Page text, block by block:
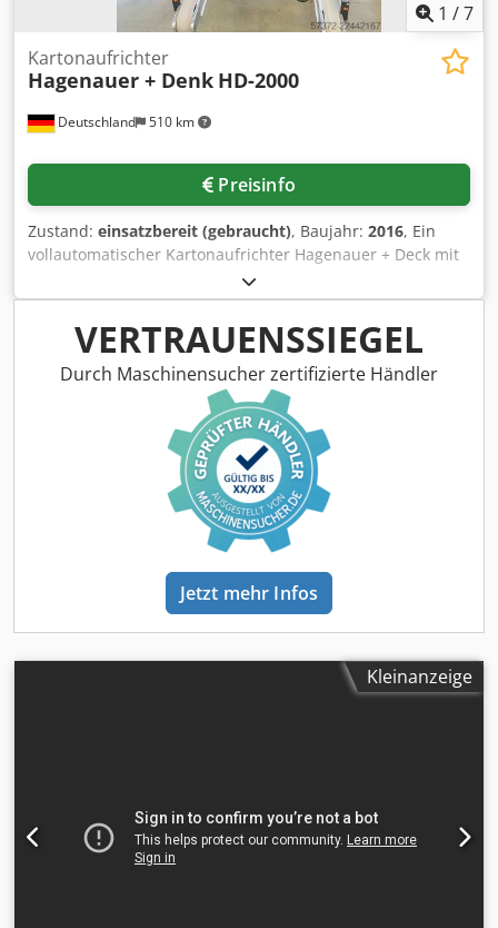
1 /7
Deutschland 510 km
Kartonaufrichter
Hagenauer + Denk HD-2000
Preisinfo
Zustand: einsatzbereit (gebraucht), Baujahr: 2016, Ein
vollautomatischer Kartonaufrichter Hagenauer + Deck mit
integriertem Bodenverschluss steht zur Verfügung.
Leistung: 8Kartons/min, Auslaufhöhenbereich: 570mm-
630mm, Auslaufrichtung: links, Klappenfaltertyp: FT-55-5-
5-7-DS, Kartonbreitenbereich: 95mm-510mm,
Kartonhöhenbereich: 85mm-510mm. Ohne
Deckelverschließer. Dokumentation vorhanden. Eine
Besichtigung vor Ort ist möglich. Dsdszp Rg Dopfx Akqokr
VERTRAUENSSIEGEL
Durch Maschinensucher zertifizierte Händler
Jetzt mehr Infos
Kleinanzeige